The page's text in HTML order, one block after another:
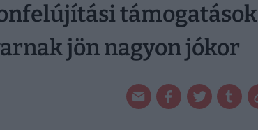
támogatások
jön nagyon jókor